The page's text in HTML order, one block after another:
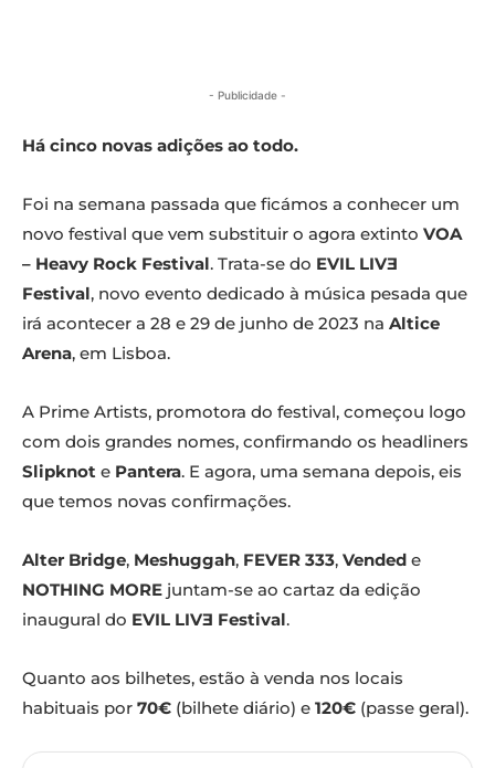
- Publicidade -
Há cinco novas adições ao todo.
Foi na semana passada que ficámos a conhecer um
novo festival que vem substituir o agora extinto VOA
– Heavy Rock Festival. Trata-se do EVIL LIVƎ
Festival, novo evento dedicado à música pesada que
irá acontecer a 28 e 29 de junho de 2023 na Altice
Arena, em Lisboa.
A Prime Artists, promotora do festival, começou logo
com dois grandes nomes, confirmando os headliners
Slipknot e Pantera. E agora, uma semana depois, eis
que temos novas confirmações.
Alter Bridge, Meshuggah, FEVER 333, Vended e
NOTHING MORE juntam-se ao cartaz da edição
inaugural do EVIL LIVƎ Festival.
Quanto aos bilhetes, estão à venda nos locais
habituais por 70€ (bilhete diário) e 120€ (passe geral).